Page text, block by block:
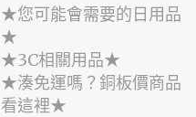
★您可能會需要的日用品
★
★3C相關用品★
★湊免運嗎？銅板價商品
看這裡★